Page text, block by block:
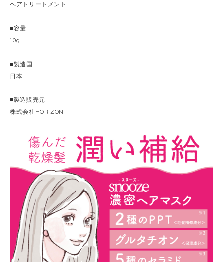
ヘアトリートメント
■容量
10g
■製造国
日本
■製造販売元
株式会社HORIZON